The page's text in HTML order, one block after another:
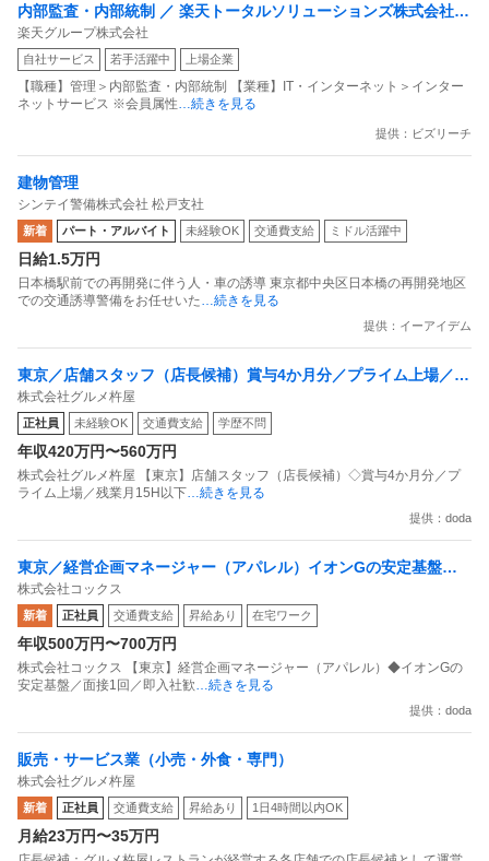
内部監査・内部統制 ／ 楽天トータルソリューションズ株式会社
戦略事業コンプライアンス支援部 業務統制支援課：ショップコン
プライアンス推進担当（SBCSD）
楽天グループ株式会社
自社サービス 若手活躍中 上場企業
【職種】管理＞内部監査・内部統制 【業種】IT・インターネット＞インター
ネットサービス ※会員属性 …続きを見る
提供：ビズリーチ
建物管理
シンテイ警備株式会社 松戸支社
新着 パート・アルバイト 未経験OK 交通費支給 ミドル活躍中
日給1.5万円
日本橋駅前での再開発に伴う人・車の誘導 東京都中央区日本橋の再開発地区
での交通誘導警備をお任せいた …続きを見る
提供：イーアイデム
東京／店舗スタッフ（店長候補）賞与4か月分／プライム上場／残
業月15H以下／新店オープン多数
株式会社グルメ杵屋
正社員 未経験OK 交通費支給 学歴不問
年収420万円〜560万円
株式会社グルメ杵屋 【東京】店舗スタッフ（店長候補）◇賞与4か月分／プ
ライム上場／残業月15H以下 …続きを見る
提供：doda
東京／経営企画マネージャー（アパレル）イオンGの安定基盤／
面接1回／即入社歓迎
株式会社コックス
新着 正社員 交通費支給 昇給あり 在宅ワーク
年収500万円〜700万円
株式会社コックス 【東京】経営企画マネージャー（アパレル）◆イオンGの
安定基盤／面接1回／即入社歓 …続きを見る
提供：doda
販売・サービス業（小売・外食・専門）
株式会社グルメ杵屋
新着 正社員 交通費支給 昇給あり 1日4時間以内OK
月給23万円〜35万円